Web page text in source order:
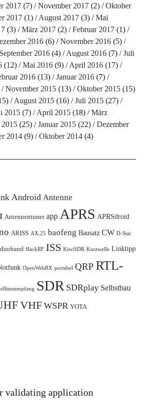
2017(7) November 2017(2)
Oktober
2017(1) August 2017(3)
Mai
(3) März 2017(2) Februar 2017(1)
2016(6) November 2016(5)
September 2016(4) August 2016(7)
Juli
(12) Mai 2016(9) April 2016(17)
2016(13) Januar 2016(7)
November 2015(13) Oktober 2015(15)
August 2015(16) Juli 2015(27)
2015(7) April 2015(18)
März
2015(25) Januar 2015(22)
Dezember
2014(9) Oktober 2014(4)
Android Antenne
Antennentuner app APRS APRSdroid
ARISS AX.25 baofeng Bausatz CW D-Star
duoband HackRF ISS KiwiSDR Kurzwelle Linktipp
OpenWebRX portabel QRP RTL-
SDR SDRplay Selbstbau
VHF WSPR YOTA
validating application